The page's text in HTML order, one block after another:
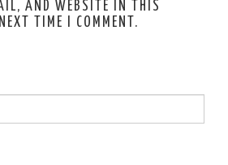
AND WEBSITE IN THIS
TIME I COMMENT.